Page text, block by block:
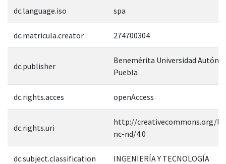
dc.language.iso spa
dc.matricula.creator 274700304
dc.publisher
Benemérita Universidad
Puebla
dc.rights.acces openAccess
dc.rights.uri
http://creativecommons.org/
nc-nd/4.0
dc.subject.classification INGENIERÍA Y TECNOLOGÍA